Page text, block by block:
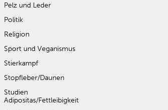
Pelz und Leder
Politik
Religion
Sport und Veganismus
Stierkampf
Stopfleber/Daunen
Studien
Adipositas/Fettleibigkeit